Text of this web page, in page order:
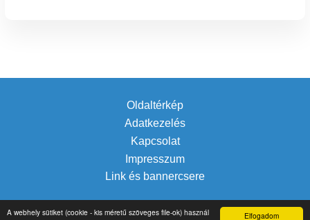
Elfogadom
A webhely sütiket (cookie - kis méretű szöveges file-ok) használ
Oldaltérkép
Adatkezelés
Kapcsolat
Impresszum
Link és bannercsere